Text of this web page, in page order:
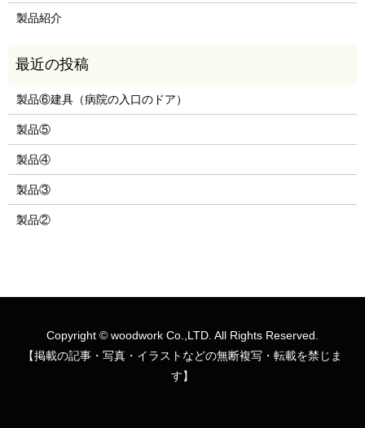
製品紹介
製品⑥建具（病院の入口のドア）
製品⑤
製品④
製品③
製品②
Copyright © woodwork Co.,LTD. All Rights Reserved.
【掲載の記事・写真・イラストなどの無断複写・転載を禁じま
す】